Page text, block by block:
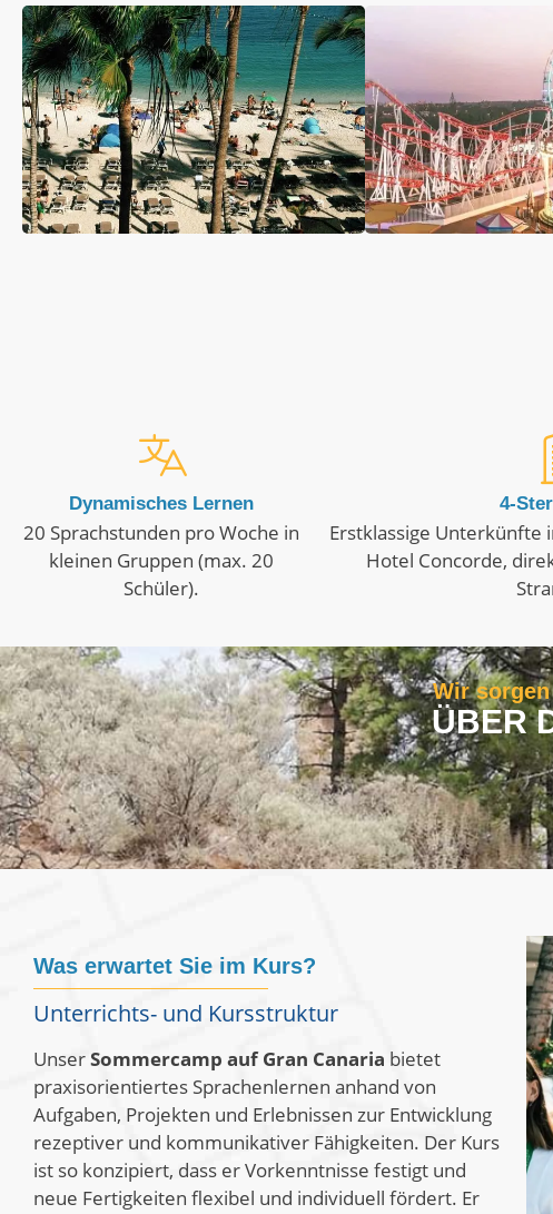
Dynamisches Lernen
20 Sprachstunden pro Woche in
kleinen Gruppen (max. 20
Schüler).
4-
Erstklassige Unterkünfte
Hotel Concorde,
Wir
ÜBER
Was erwartet Sie im Kurs?
Unterrichts- und Kursstruktur
UnserSommercamp auf Gran Canaria bietet
praxisorientiertes Sprachenlernen anhand von
Aufgaben, Projekten und Erlebnissen zur Entwicklung
rezeptiver und kommunikativer Fähigkeiten. Der Kurs
ist so konzipiert, dass er Vorkenntnisse festigt und
neue Fertigkeiten flexibel und individuell fördert. Er